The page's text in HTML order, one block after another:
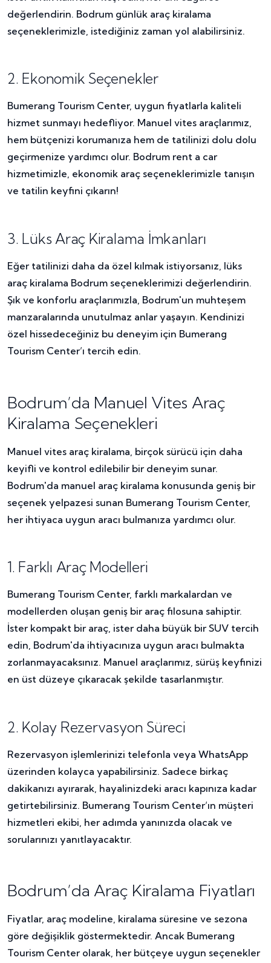
değerlendirin. Bodrum günlük araç kiralama
seçeneklerimizle, istediğiniz zaman yol alabilirsiniz.
2. Ekonomik Seçenekler
Bumerang Tourism Center, uygun fiyatlarla kaliteli
hizmet sunmayı hedefliyor. Manuel vites araçlarımız,
hem bütçenizi korumanıza hem de tatilinizi dolu dolu
geçirmenize yardımcı olur. Bodrum rent a car
hizmetimizle, ekonomik araç seçeneklerimizle tanışın
ve tatilin keyfini çıkarın!
3. Lüks Araç Kiralama İmkanları
Eğer tatilinizi daha da özel kılmak istiyorsanız, lüks
araç kiralama Bodrum seçeneklerimizi değerlendirin.
Şık ve konforlu araçlarımızla, Bodrum'un muhteşem
manzaralarında unutulmaz anlar yaşayın. Kendinizi
özel hissedeceğiniz bu deneyim için Bumerang
Tourism Center’ı tercih edin.
Bodrum’da Manuel Vites Araç
Kiralama Seçenekleri
Manuel vites araç kiralama, birçok sürücü için daha
keyifli ve kontrol edilebilir bir deneyim sunar.
Bodrum'da manuel araç kiralama konusunda geniş bir
seçenek yelpazesi sunan Bumerang Tourism Center,
her ihtiyaca uygun aracı bulmanıza yardımcı olur.
1. Farklı Araç Modelleri
Bumerang Tourism Center, farklı markalardan ve
modellerden oluşan geniş bir araç filosuna sahiptir.
İster kompakt bir araç, ister daha büyük bir SUV tercih
edin, Bodrum'da ihtiyacınıza uygun aracı bulmakta
zorlanmayacaksınız. Manuel araçlarımız, sürüş keyfinizi
en üst düzeye çıkaracak şekilde tasarlanmıştır.
2. Kolay Rezervasyon Süreci
Rezervasyon işlemlerinizi telefonla veya WhatsApp
üzerinden kolayca yapabilirsiniz. Sadece birkaç
dakikanızı ayırarak, hayalinizdeki aracı kapınıza kadar
getirtebilirsiniz. Bumerang Tourism Center’ın müşteri
hizmetleri ekibi, her adımda yanınızda olacak ve
sorularınızı yanıtlayacaktır.
Bodrum’da Araç Kiralama Fiyatları
Fiyatlar, araç modeline, kiralama süresine ve sezona
göre değişiklik göstermektedir. Ancak Bumerang
Tourism Center olarak, her bütçeye uygun seçenekler